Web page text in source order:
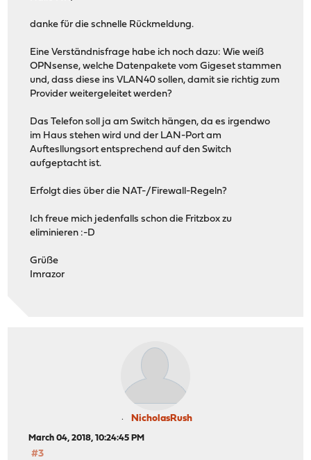
danke für die schnelle Rückmeldung.
Eine Verständnisfrage habe ich noch dazu: Wie weiß
OPNsense, welche Datenpakete vom Gigeset stammen
und, dass diese ins VLAN40 sollen, damit sie richtig zum
Provider weitergeleitet werden?
Das Telefon soll ja am Switch hängen, da es irgendwo
im Haus stehen wird und der LAN-Port am
Auftesllungsort entsprechend auf den Switch
aufgeptacht ist.
Erfolgt dies über die NAT-/Firewall-Regeln?
Ich freue mich jedenfalls schon die Fritzbox zu
eliminieren :-D
Grüße
Imrazor
NicholasRush
March 04, 2018, 10:24:45 PM
#3